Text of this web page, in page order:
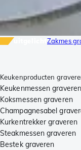
Zakmes
Keukenproducten
Keukenmessen graveren
Koksmessen graveren
Champagnesabel
Kurkentrekker graveren
Steakmessen graveren
Bestek graveren